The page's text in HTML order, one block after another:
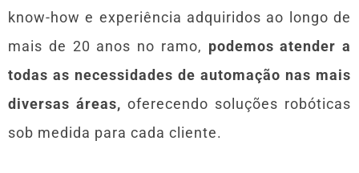
know-how e experiência adquiridos ao longo de
mais de 20 anos no ramo, podemos atender a
todas as necessidades de automação nas mais
diversas áreas, oferecendo soluções robóticas
sob medida para cada cliente.